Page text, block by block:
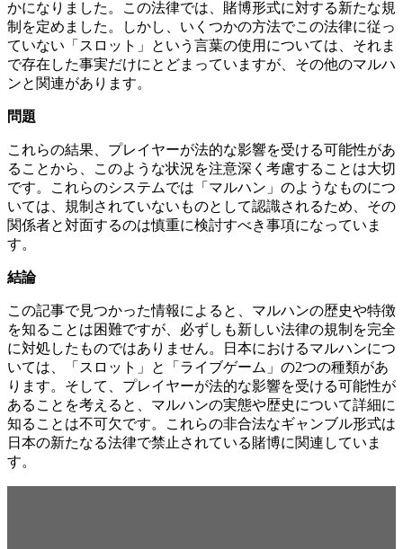
かになりました。この法律では、賭博形式に対する新たな規
制を定めました。しかし、いくつかの方法でこの法律に従っ
ていない「スロット」という言葉の使用については、それま
で存在した事実だけにとどまっていますが、その他のマルハ
ンと関連があります。
問題
これらの結果、プレイヤーが法的な影響を受ける可能性があ
ることから、このような状況を注意深く考慮することは大切
です。これらのシステムでは「マルハン」のようなものにつ
いては、規制されていないものとして認識されるため、その
関係者と対面するのは慎重に検討すべき事項になっていま
す。
結論
この記事で見つかった情報によると、マルハンの歴史や特徴
を知ることは困難ですが、必ずしも新しい法律の規制を完全
に対処したものではありません。日本におけるマルハンにつ
いては、「スロット」と「ライブゲーム」の2つの種類があ
ります。そして、プレイヤーが法的な影響を受ける可能性が
あることを考えると、マルハンの実態や歴史について詳細に
知ることは不可欠です。これらの非合法なギャンブル形式は
日本の新たなる法律で禁止されている賭博に関連していま
す。